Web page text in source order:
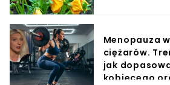
Menopauza
ciężarów.
jak
kobiecego